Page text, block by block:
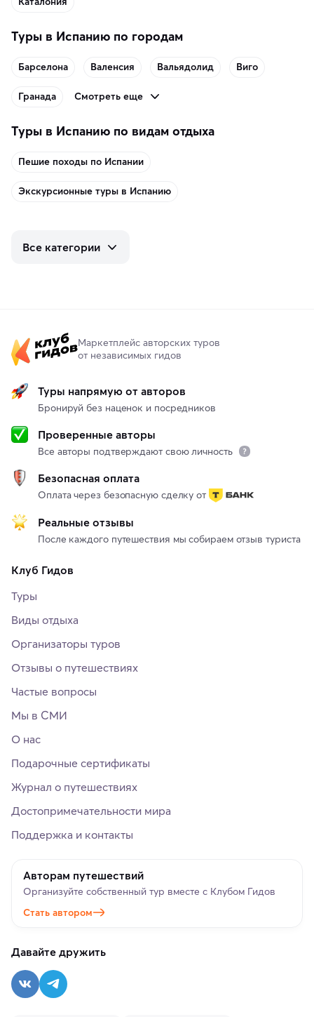
Туры в Испанию по городам
Барселона Валенсия Вальядолид Виго
Гранада Смотреть еще
Туры в Испанию по видам отдыха
Пешие походы по Испании
Экскурсионные туры в Испанию
Все категории
Маркетплейс авторских туров
от независимых гидов
Туры напрямую от авторов
Бронируй без наценок и посредников
Проверенные авторы
Все авторы подтверждают свою личность
Безопасная оплата
Оплата через безопасную сделку от
Реальные отзывы
После каждого путешествия мы собираем отзыв туриста
Клуб Гидов
Туры
Виды отдыха
Организаторы туров
Отзывы о путешествиях
Частые вопросы
Мы в СМИ
О нас
Подарочные сертификаты
Журнал о путешествиях
Достопримечательности мира
Поддержка и контакты
Авторам путешествий
Организуйте собственный тур вместе с Клубом Гидов
Стать автором
Давайте дружить